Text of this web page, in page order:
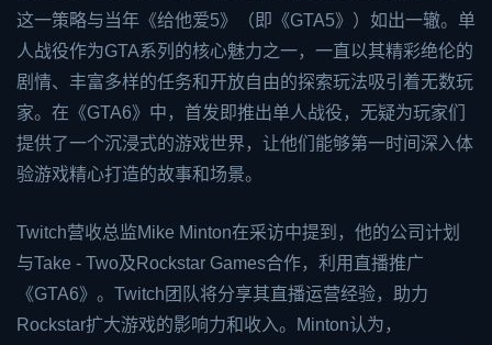
这一策略与当年《给他爱5》（即《GTA5》）如出一辙。单
人战役作为GTA系列的核心魅力之一，一直以其精彩绝伦的
剧情、丰富多样的任务和开放自由的探索玩法吸引着无数玩
家。在《GTA6》中，首发即推出单人战役，无疑为玩家们
提供了一个沉浸式的游戏世界，让他们能够第一时间深入体
验游戏精心打造的故事和场景。
Twitch营收总监Mike Minton在采访中提到，他的公司计划
与Take - Two及Rockstar Games合作，利用直播推广
《GTA6》。Twitch团队将分享其直播运营经验，助力
Rockstar扩大游戏的影响力和收入。Minton认为，